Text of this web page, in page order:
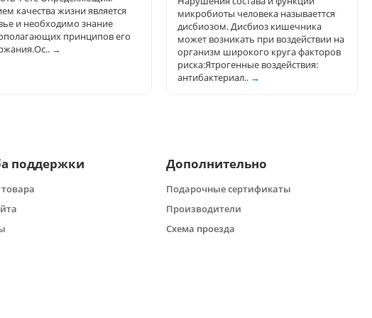
качества жизни является
и необходимо знание
принципов его
→
микробиоты человека называеттся
дисбиозом. Дисбиоз кишечника
может возникать при воздействии на
организм широкого круга факторов
риска:Ятрогенные воздействия:
антибактериал.. →
поддержки Дополнительно
Подарочные сертификаты
Производители
Схема проезда